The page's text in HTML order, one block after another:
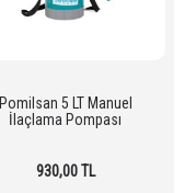
Pomilsan 5 LT Manuel
İlaçlama Pompası
930,00 TL